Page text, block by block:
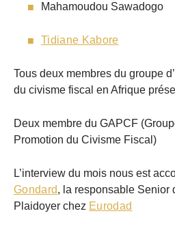
Mahamoudou Sawadogo
Tidiane Kabore
Tous deux membres du groupe
du civisme fiscal en Afrique
Deux membre du GAPCF
Promotion du Civisme Fiscal)
L’interview du mois nous est
Gondard, la responsable Senior
Plaidoyer chez Eurodad